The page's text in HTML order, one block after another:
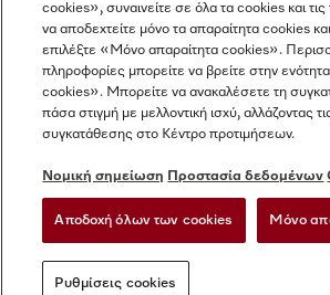
Η εταιρεία μας
Όροι και Προϋποθέσεις
Προστασία δεδομένων
Όροι Χρήσης
Δήλωση Προσβασιμότητας
Νόμος για τις ψηφιακές υπηρεσίες
Ρυθμίσεις cookies
cookies», συναινείτε σε όλα τα cookies και τις
να αποδεχτείτε μόνο τα απαραίτητα cookies
επιλέξτε «Μόνο απαραίτητα cookies».
πληροφορίες μπορείτε να βρείτε στην
cookies». Μπορείτε να ανακαλέσετε τη
πάσα στιγμή με μελλοντική ισχύ, αλλάζοντας
συγκατάθεσης στο Κέντρο προτιμήσεων.
Νομική σημείωση Προστασία δεδομένων
Αποδοχή όλων των cookies Μόνο
Ρυθμίσεις cookies